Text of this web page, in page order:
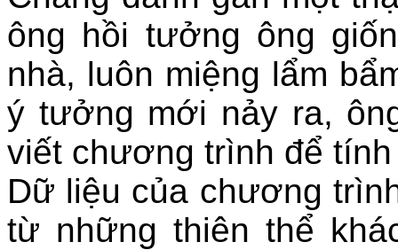
ông hồi tưởng ông
nhà, luôn miệng lẩm
ý tưởng mới nảy ra,
viết chương trình để
Dữ liệu của chương
từ những thiên thể